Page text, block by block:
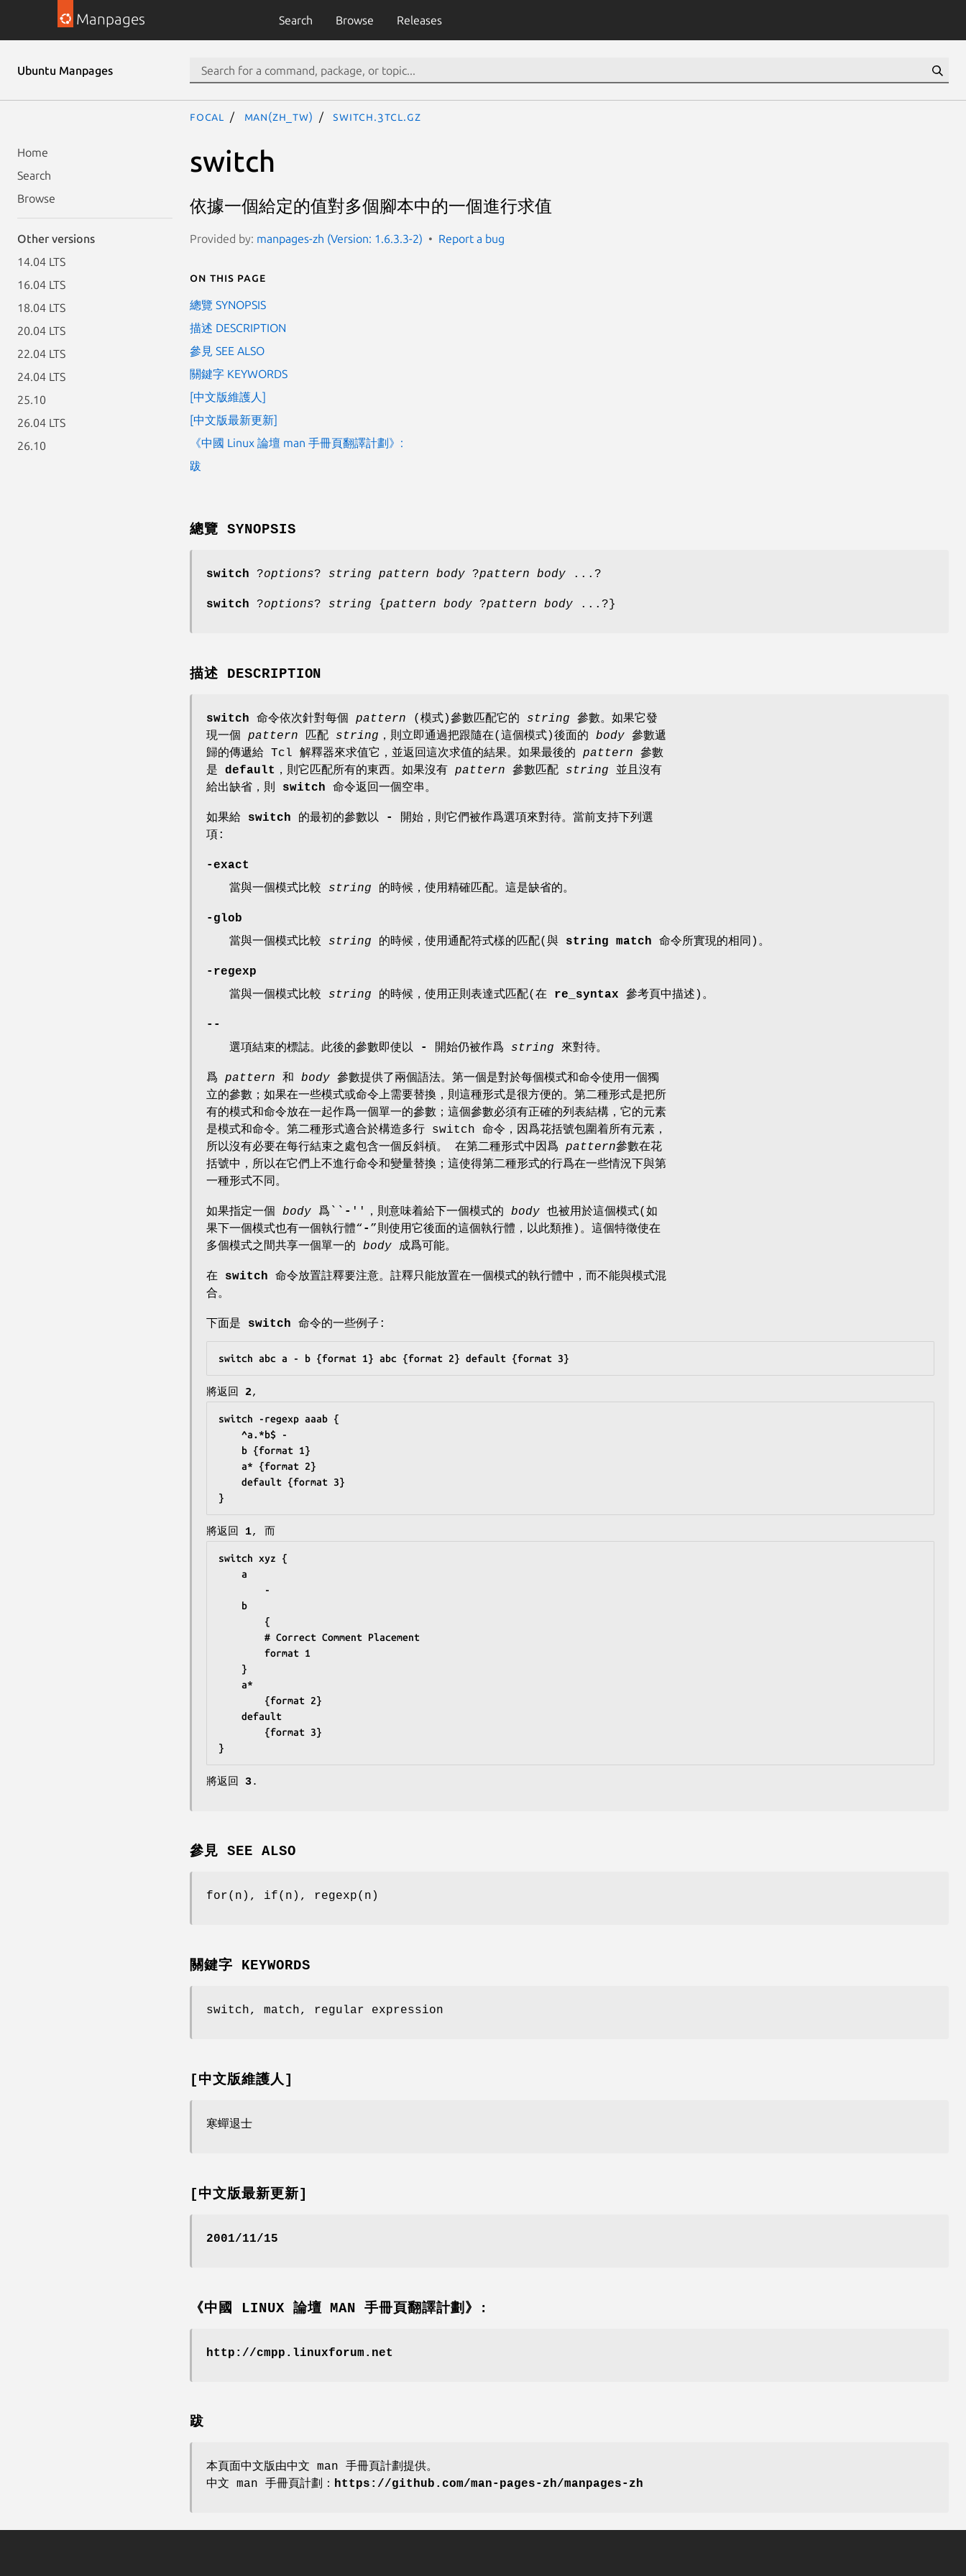
Manpages Search Browse Releases
Ubuntu Manpages
Home
Search
Browse
Other versions
14.04 LTS
16.04 LTS
18.04 LTS
20.04 LTS
22.04 LTS
24.04 LTS
25.10
26.04 LTS
26.10
focal man(zh_TW) switch.3tcl.gz
switch
依據一個給定的值對多個腳本中的一個進行求值
Provided by: manpages-zh (Version: 1.6.3.3-2) Report a bug
On this page
總覽 SYNOPSIS
描述 DESCRIPTION
參見 SEE ALSO
關鍵字 KEYWORDS
[中文版維護人]
[中文版最新更新]
《中國 Linux 論壇 man 手冊頁翻譯計劃》:
跋
總覽 SYNOPSIS
switch ?options? string pattern body ?pattern body ...?
switch ?options? string {pattern body ?pattern body ...?}
描述 DESCRIPTION
switch 命令依次針對每個 pattern (模式)參數匹配它的 string 參數。如果它發
現一個 pattern 匹配 string ，則立即通過把跟隨在(這個模式)後面的 body 參數遞
歸的傳遞給 Tcl 解釋器來求值它，並返回這次求值的結果。如果最後的 pattern 參數
是 default ，則它匹配所有的東西。如果沒有 pattern 參數匹配 string 並且沒有
給出缺省，則 switch 命令返回一個空串。
如果給 switch 的最初的參數以 -
開始，則它們被作爲選項來對待。當前支持下列選
項:
-exact
當與一個模式比較 string 的時候，使用精確匹配。這是缺省的。
-glob
當與一個模式比較 string 的時候，使用通配符式樣的匹配(與 string match 命令所實現的相同)。
-regexp
當與一個模式比較 string 的時候，使用正則表達式匹配(在 re_syntax 參考頁中描述)。
--
選項結束的標誌。此後的參數即使以
- 開始仍被作爲 string 來對待。
爲 pattern 和 body 參數提供了兩個語法。第一個是對於每個模式和命令使用一個獨
立的參數；如果在一些模式或命令上需要替換，則這種形式是很方便的。第二種形式是把所
有的模式和命令放在一起作爲一個單一的參數；這個參數必須有正確的列表結構，它的元素
是模式和命令。第二種形式適合於構造多行 switch 命令，因爲花括號包圍着所有元素，
所以沒有必要在每行結束之處包含一個反斜槓。 在第二種形式中因爲 pattern參數在花
括號中，所以在它們上不進行命令和變量替換；這使得第二種形式的行爲在一些情況下與第
一種形式不同。
如果指定一個 body 爲`` - ''，則意味着給下一個模式的 body 也被用於這個模式(如
果下一個模式也有一個執行體“ - ”則使用它後面的這個執行體，以此類推)。這個特徵使在
多個模式之間共享一個單一的 body 成爲可能。
在 switch 命令放置註釋要注意。註釋只能放置在一個模式的執行體中，而不能與模式混
合。
下面是 switch 命令的一些例子:
switch abc a - b {format 1} abc {format 2} default {format 3}
將返回 2,
switch -regexp aaab {
	^a.*b$ -
	b {format 1}
	a* {format 2}
	default {format 3}
}
將返回 1, 而
switch xyz {
	a
		-
	b
		{
		# Correct Comment Placement
		format 1
	}
	a*
		{format 2}
	default
		{format 3}
}
將返回 3.
參見 SEE ALSO
for(n), if(n), regexp(n)
關鍵字 KEYWORDS
switch, match, regular expression
[中文版維護人]
寒蟬退士
[中文版最新更新]
2001/11/15
《中國 LINUX 論壇 MAN 手冊頁翻譯計劃》:
http://cmpp.linuxforum.net
跋
本頁面中文版由中文 man 手冊頁計劃提供。
中文 man 手冊頁計劃： https://github.com/man-pages-zh/manpages-zh